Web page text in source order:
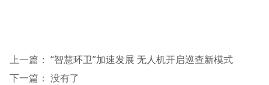
上一篇： “智慧环卫”加速发展 无人机开启巡查新模式
下一篇： 没有了